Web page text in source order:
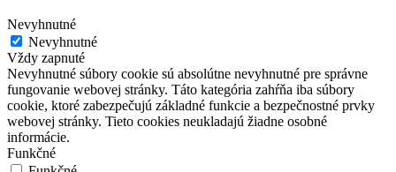
Nevyhnutné
Nevyhnutné
Vždy zapnuté
Nevyhnutné súbory cookie sú absolútne nevyhnutné pre správne
fungovanie webovej stránky. Táto kategória zahŕňa iba súbory
cookie, ktoré zabezpečujú základné funkcie a bezpečnostné prvky
webovej stránky. Tieto cookies neukladajú žiadne osobné
informácie.
Funkčné